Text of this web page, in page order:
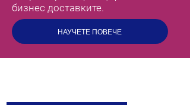
бизнес доставките.
НАУЧЕТЕ ПОВЕЧЕ